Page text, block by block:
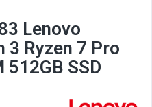
Lenovo
3 Ryzen 7 Pro
512GB SSD